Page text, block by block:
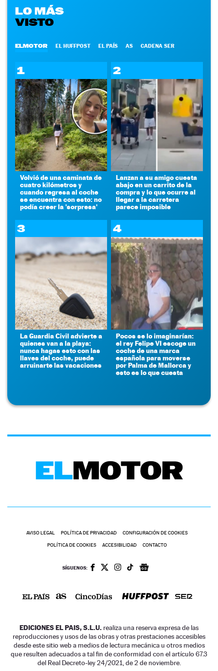
LO MÁS
VISTO
ELMOTOR EL HUFFPOST EL PAÍS AS CADENA SER
1
Volvió de una caminata de
cuatro kilómetros y
cuando regresa al coche
se encuentra con esto: no
podía creer la 'sorpresa'
2
Lanzan a su amigo cuesta
abajo en un carrito de la
compra y lo que ocurre al
llegar a la carretera
parece imposible
3
La Guardia Civil advierte a
quienes van a la playa:
nunca hagas esto con las
llaves del coche, puede
arruinarte las vacaciones
4
Pocos se lo imaginarían:
el rey Felipe VI escoge un
coche de una marca
española para moverse
por Palma de Mallorca y
esto es lo que cuesta
AVISO LEGAL POLÍTICA DE PRIVACIDAD CONFIGURACIÓN DE COOKIES
POLÍTICA DE COOKIES ACCESIBILIDAD CONTACTO
SÍGUENOS:
EDICIONES EL PAIS, S.L.U. realiza una reserva expresa de las
reproducciones y usos de las obras y otras prestaciones accesibles
desde este sitio web a medios de lectura mecánica u otros medios
que resulten adecuados a tal fin de conformidad con el artículo 67.3
del Real Decreto-ley 24/2021, de 2 de noviembre.